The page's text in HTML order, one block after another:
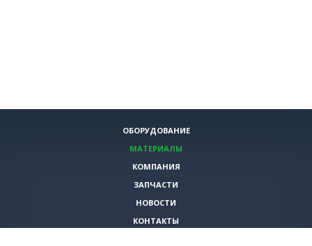
ОБОРУДОВАНИЕ
МАТЕРИАЛЫ
КОМПАНИЯ
ЗАПЧАСТИ
НОВОСТИ
КОНТАКТЫ